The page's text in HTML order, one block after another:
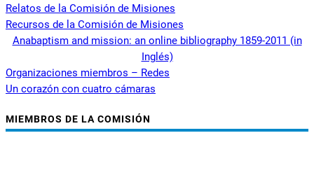
Relatos de la Comisión de Misiones
Recursos de la Comisión de Misiones
Anabaptism and mission: an online bibliography 1859-2011 (in
Inglés)
Organizaciones miembros – Redes
Un corazón con cuatro cámaras
MIEMBROS DE LA COMISIÓN